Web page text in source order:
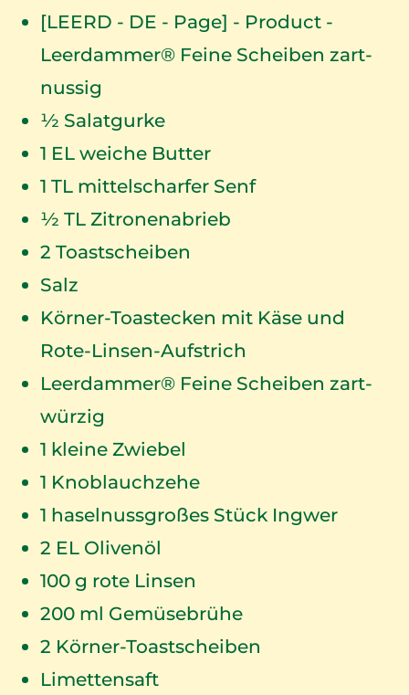
[LEERD - DE - Page] - Product -
Leerdammer® Feine Scheiben zart-
nussig
½ Salatgurke
1 EL weiche Butter
1 TL mittelscharfer Senf
½ TL Zitronenabrieb
2 Toastscheiben
Salz
Körner-Toastecken mit Käse und
Rote-Linsen-Aufstrich
Leerdammer® Feine Scheiben zart-
würzig
1 kleine Zwiebel
1 Knoblauchzehe
1 haselnussgroßes Stück Ingwer
2 EL Olivenöl
100g rote Linsen
200ml Gemüsebrühe
2 Körner-Toastscheiben
Limettensaft